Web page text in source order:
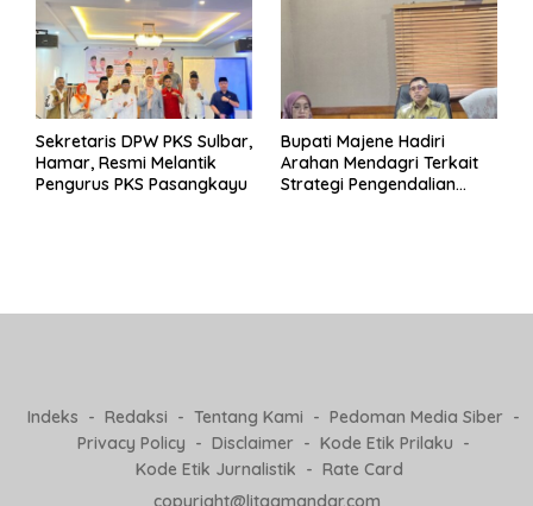
Sekretaris DPW PKS Sulbar,
Hamar, Resmi Melantik
Pengurus PKS Pasangkayu
Bupati Majene Hadiri
Arahan Mendagri Terkait
Strategi Pengendalian
Indeks Redaksi Tentang Kami
Pedoman Media Siber
Privacy Policy
Disclaimer
Kode Etik Prilaku
Kode Etik Jurnalistik
Rate Card
copyright@litaqmandar.com